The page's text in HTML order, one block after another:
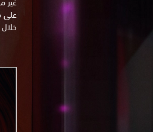
غيِّر